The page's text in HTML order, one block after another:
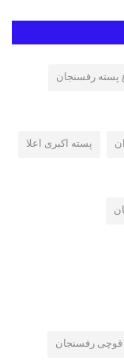
پسته رفسنجان
پسته اکبری اعلا
قوچی رفسنجان